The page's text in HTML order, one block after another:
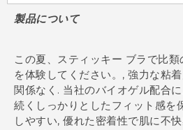
製品について
この夏、スティッキー ブラで比
を体験してください。, 強力な粘
関係なく. 当社のバイオゲル配合
続くしっかりとしたフィット感を
しやすい, 優れた密着性で肌に不